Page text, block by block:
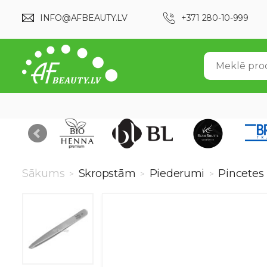
INFO@AFBEAUTY.LV +371 280-10-999
Sākums > Skropstām > Piederumi >